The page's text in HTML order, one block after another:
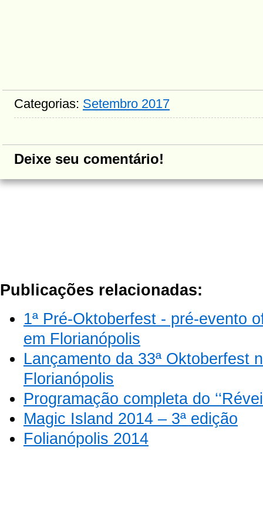
Categorias: Setembro 2017
Deixe seu comentário!
Publicações relacionadas:
1ª Pré-Oktoberfest - pré-evento
em Florianópolis
Lançamento da 33ª Oktoberfest
Florianópolis
Programação completa do
Magic Island 2014 – 3ª edição
Folianópolis 2014